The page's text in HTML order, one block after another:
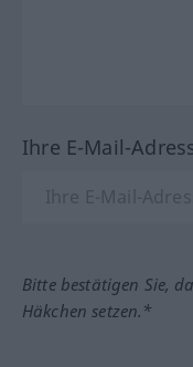
Ihre E-Mail-
Bitte bestätigen Sie,
Häkchen setzen.*